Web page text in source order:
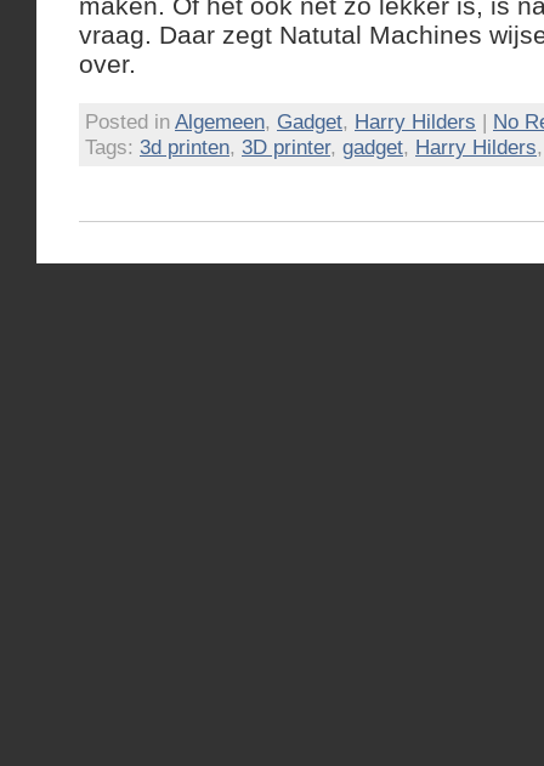
vraag. Daar zegt Natutal Machines
over.
Posted in Algemeen, Gadget, Harry Hilders | No
Tags: 3d printen, 3D printer, gadget, Harry Hilders